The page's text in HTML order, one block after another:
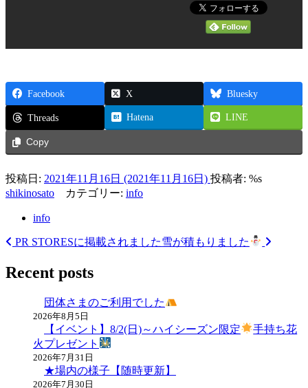
Facebook X Bluesky
Threads Hatena LINE
Copy
投稿日: 2021年11月16日 (2021年11月16日) 投稿者: %s
shikinosato
カテゴリー: info
info
投
稿
PR STORESに掲載されました雪が積もりました
Recent posts
団体さまのご利用でした
2026年8月5日
【イベント】8/2(日)～ハイシーズン限定
手持ち花
火プレゼント
2026年7月31日
★場内の様子【随時更新】
2026年7月30日